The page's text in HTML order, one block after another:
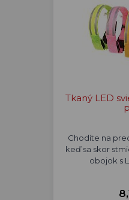
Tkaný LED
Chodíte na
keď sa skor
obojok s